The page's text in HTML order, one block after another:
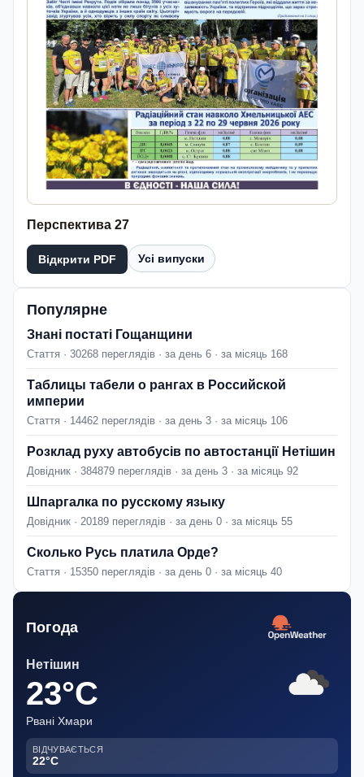
Перспектива 27
Відкрити PDF Усі випуски
Популярне
Знані постаті Гощанщини
Стаття · 30268 переглядів · за день 6 · за місяць 168
Таблицы табели о рангах в Российской
империи
Стаття · 14462 переглядів · за день 3 · за місяць 106
Розклад руху автобусів по автостанції Нетішин
Довідник · 384879 переглядів · за день 3 · за місяць 92
Шпаргалка по русскому языку
Довідник · 20189 переглядів · за день 0 · за місяць 55
Сколько Русь платила Орде?
Стаття · 15350 переглядів · за день 0 · за місяць 40
Погода
Нетішин
23°C
Рвані Хмари
ВІДЧУВАЄТЬСЯ
22°C